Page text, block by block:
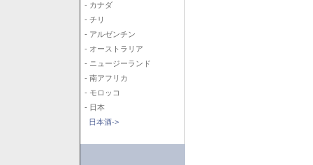
- カナダ
- チリ
- アルゼンチン
- オーストラリア
- ニュージーランド
- 南アフリカ
- モロッコ
- 日本
日本酒->